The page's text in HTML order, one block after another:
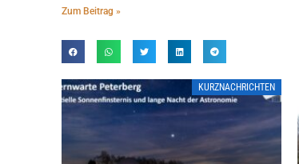
Zum Beitrag »
KURZNACHRICHTEN